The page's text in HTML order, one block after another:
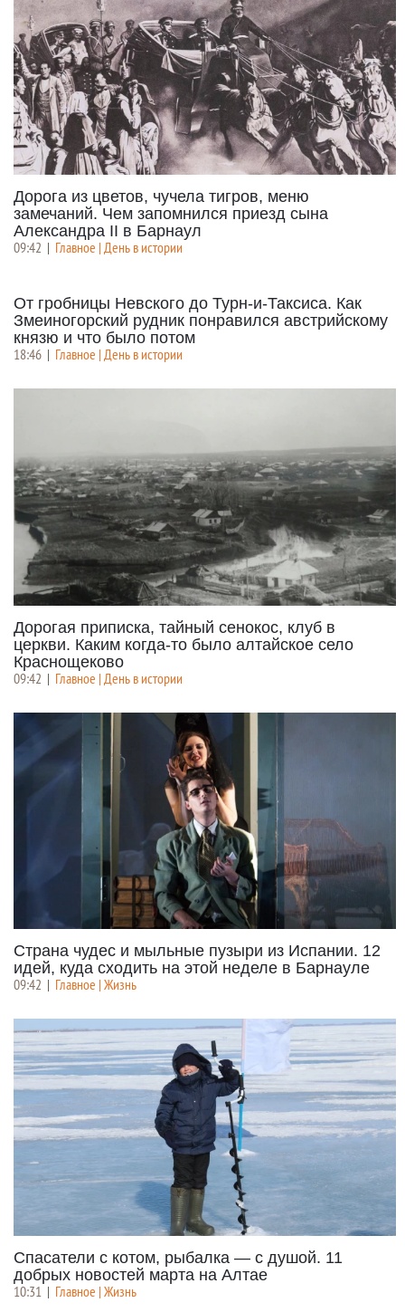
Дорога из цветов, чучела тигров, меню
замечаний. Чем запомнился приезд сына
Александра II в Барнаул
09:42 | Главное | День в истории
От гробницы Невского до Турн-и-Таксиса. Как
Змеиногорский рудник понравился австрийскому
князю и что было потом
18:46 | Главное | День в истории
Дорогая приписка, тайный сенокос, клуб в
церкви. Каким когда-то было алтайское село
Краснощеково
09:42 | Главное | День в истории
Страна чудес и мыльные пузыри из Испании. 12
идей, куда сходить на этой неделе в Барнауле
09:42 Главное | Жизнь
Спасатели с котом, рыбалка — с душой. 11
добрых новостей марта на Алтае
10:31 | Главное | Жизнь